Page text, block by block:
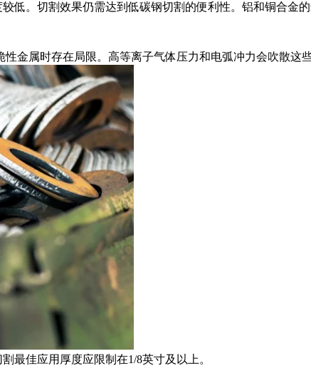
低。切割效果仍需达到低碳钢切割的便利性。铝和铜合金
金属时存在局限。高等离子气体压力和电弧冲力会吹散这
最佳应用厚度应限制在1/8英寸及以上。